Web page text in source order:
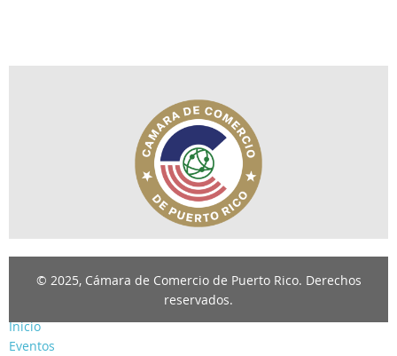
Inicio
Eventos
© 2025, Cámara de Comercio de Puerto Rico. Derechos
reservados.